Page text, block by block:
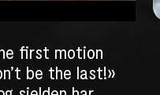
first motion
be the last!»